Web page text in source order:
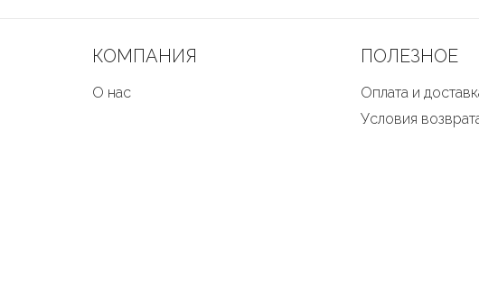
КОМПАНИЯ
О нас
ПОЛЕЗНОЕ
Оплата и
Условия